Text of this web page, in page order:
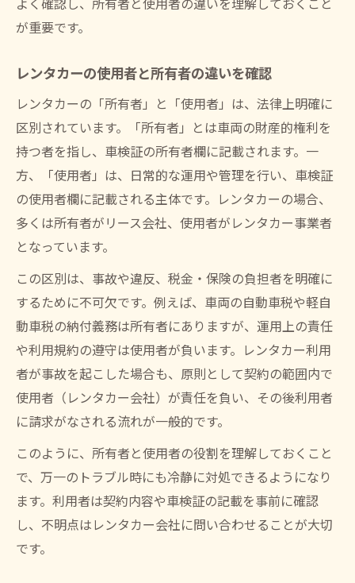
レンタカー事業違反時の正しい対応方法
レンタカー許可不要な場合と注意すべき点
事故発生時に求められる責任と費用負担
レンタカー事故時の費用負担は誰になるか
事故時のレンタカー契約者と運転者の責任
レンタカー事故での保険適用範囲の確認
レンタカー利用時に必要な事故対応手順
レンタカー事故発生時の名義確認ポイント
権利義務の流れから安全運用までを学ぶ
レンタカーの権利義務を一連の流れで整理
レンタカー運用リスクを事前に防ぐ方法
レンタカー事業で安全運用するための必須
知識
実務で役立つレンタカーの権利義務チェッ
レンタカー利用前の権利義務確認の重要性
が重要です。
レンタカーの使用者と所有者の違いを確認
レンタカーの「所有者」と「使用者」は、法律上明確に
区別されています。「所有者」とは車両の財産的権利を
持つ者を指し、車検証の所有者欄に記載されます。一
方、「使用者」は、日常的な運用や管理を行い、車検証
の使用者欄に記載される主体です。レンタカーの場合、
多くは所有者がリース会社、使用者がレンタカー事業者
となっています。
この区別は、事故や違反、税金・保険の負担者を明確に
するために不可欠です。例えば、車両の自動車税や軽自
動車税の納付義務は所有者にありますが、運用上の責任
や利用規約の遵守は使用者が負います。レンタカー利用
者が事故を起こした場合も、原則として契約の範囲内で
使用者（レンタカー会社）が責任を負い、その後利用者
に請求がなされる流れが一般的です。
このように、所有者と使用者の役割を理解しておくこと
で、万一のトラブル時にも冷静に対処できるようになり
ます。利用者は契約内容や車検証の記載を事前に確認
し、不明点はレンタカー会社に問い合わせることが大切
です。